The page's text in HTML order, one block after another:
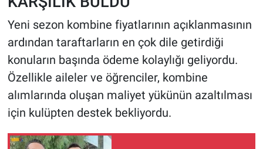
Yeni sezon kombine fiyatlarının açıklanmasının
ardından taraftarların en çok dile getirdiği
konuların başında ödeme kolaylığı geliyordu.
Özellikle aileler ve öğrenciler, kombine
alımlarında oluşan maliyet yükünün azaltılması
için kulüpten destek bekliyordu.